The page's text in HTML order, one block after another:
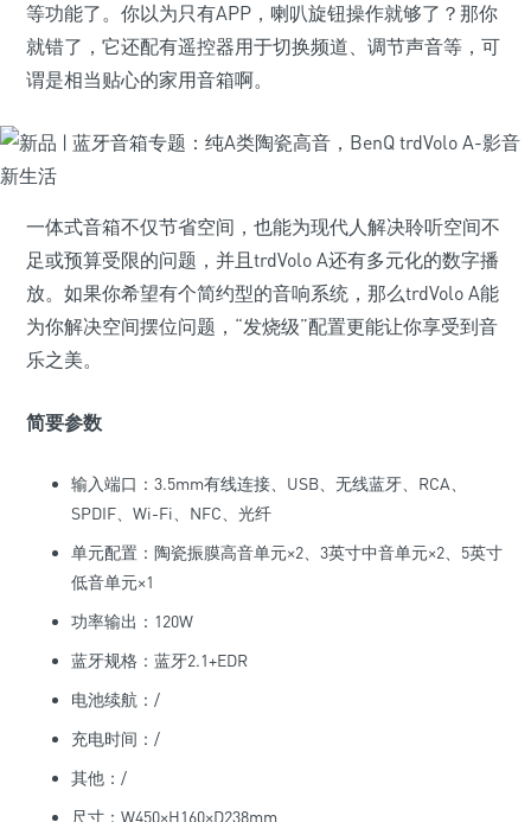
等功能了。你以为只有APP，喇叭旋钮操作就够了？那你
就错了，它还配有遥控器用于切换频道、调节声音等，可
谓是相当贴心的家用音箱啊。
一体式音箱不仅节省空间，也能为现代人解决聆听空间不
足或预算受限的问题，并且trdVolo A还有多元化的数字播
放。如果你希望有个简约型的音响系统，那么trdVolo A能
为你解决空间摆位问题，“发烧级”配置更能让你享受到音
乐之美。
简要参数
输入端口：3.5mm有线连接、USB、无线蓝牙、RCA、
SPDIF、Wi-Fi、NFC、光纤
单元配置：陶瓷振膜高音单元×2、3英寸中音单元×2、5英寸
低音单元×1
功率输出：120W
蓝牙规格：蓝牙2.1+EDR
电池续航：/
充电时间：/
其他：/
尺寸：W450×H160×D238mm